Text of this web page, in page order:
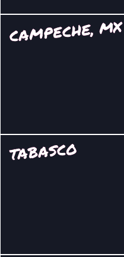
CAMPECHE, MX
TABASCO